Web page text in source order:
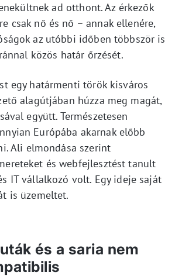
ad otthont. Az érkezők
csak nő és nő – annak ellenére,
az utóbbi időben többször is
közös határ őrzését.
egy határmenti török kisváros
alagútjában húzza meg magát,
együtt. Természetesen
Európába akarnak előbb
Ali elmondása szerint
és webfejlesztést tanult
IT vállalkozó volt. Egy ideje saját
is üzemeltet.
és a saria nem